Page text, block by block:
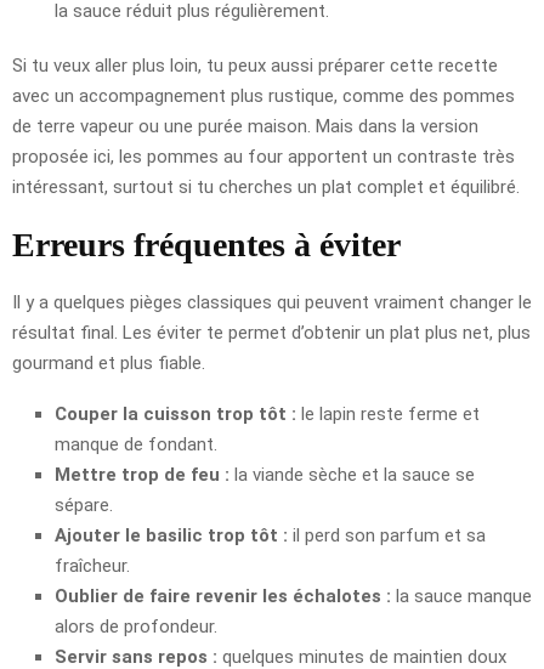
la sauce réduit plus régulièrement.
Si tu veux aller plus loin, tu peux aussi préparer cette recette
avec un accompagnement plus rustique, comme des pommes
de terre vapeur ou une purée maison. Mais dans la version
proposée ici, les pommes au four apportent un contraste très
intéressant, surtout si tu cherches un plat complet et équilibré.
Erreurs fréquentes à éviter
Il y a quelques pièges classiques qui peuvent vraiment changer le
résultat final. Les éviter te permet d’obtenir un plat plus net, plus
gourmand et plus fiable.
Couper la cuisson trop tôt : le lapin reste ferme et
manque de fondant.
Mettre trop de feu : la viande sèche et la sauce se
sépare.
Ajouter le basilic trop tôt : il perd son parfum et sa
fraîcheur.
Oublier de faire revenir les échalotes : la sauce manque
alors de profondeur.
Servir sans repos : quelques minutes de maintien doux